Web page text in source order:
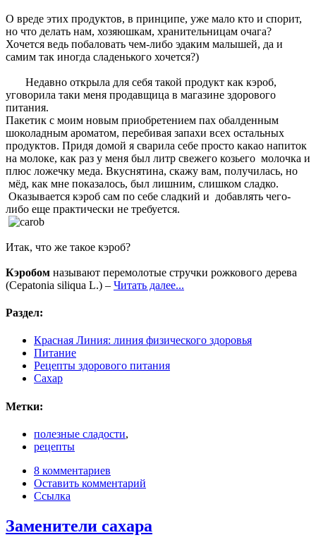
О вреде этих продуктов, в принципе, уже мало кто и спорит,
но что делать нам, хозяюшкам, хранительницам очага?
Хочется ведь побаловать чем-либо эдаким малышей, да и
самим так иногда сладенького хочется?)
Недавно открыла для себя такой продукт как кэроб,
уговорила таки меня продавщица в магазине здорового
питания.
Пакетик с моим новым приобретением пах обалденным
шоколадным ароматом, перебивая запахи всех остальных
продуктов. Придя домой я сварила себе просто какао напиток
на молоке, как раз у меня был литр свежего козьего молочка и
плюс ложечку меда. Вкуснятина, скажу вам, получилась, но
мёд, как мне показалось, был лишним, слишком сладко.
Оказывается кэроб сам по себе сладкий и добавлять чего-
либо еще практически не требуется.
Итак, что же такое кэроб?
Кэробом называют перемолотые стручки рожкового дерева
(Сеpatonia siliqua L.) – Читать далее...
Раздел:
Красная Линия: линия физического здоровья
Питание
Рецепты здорового питания
Сахар
Метки:
полезные сладости,
рецепты
8 комментариев
Оставить комментарий
Ссылка
Заменители сахара